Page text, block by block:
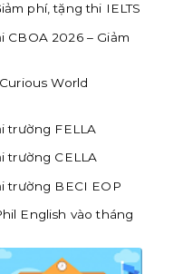
phí, tặng thi IELTS
2026 – Giảm
World
trường FELLA
trường CELLA
trường BECI EOP
English vào tháng